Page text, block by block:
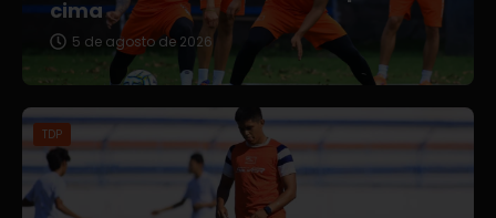
cima
5 de agosto de 2026
TDP